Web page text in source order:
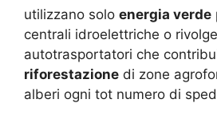
utilizzano solo energia verde
centrali idroelettriche o
autotrasportatori che
riforestazione di zone
alberi ogni tot numero di